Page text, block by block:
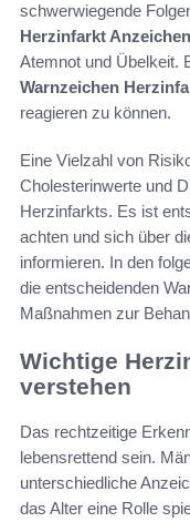
schwerwiegende
Herzinfarkt Anzeichen
Atemnot und Übelkeit.
Warnzeichen
reagieren zu können.
Eine Vielzahl von
Cholesterinwerte und
Herzinfarkts. Es ist
achten und sich über
informieren. In den
die entscheidenden
Maßnahmen zur
Wichtige
verstehen
Das rechtzeitige
lebensrettend sein.
unterschiedliche
das Alter eine Rolle